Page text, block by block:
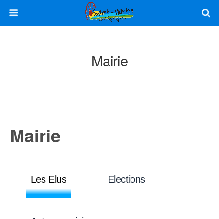
Mairie
Mairie
Les Elus Elections